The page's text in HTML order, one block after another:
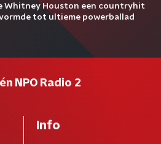
Whitney Houston een countryhit
tot ultieme powerballad
NPO Radio 2
Info